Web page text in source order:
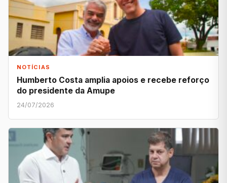
NOTÍCIAS
Humberto Costa amplia apoios e recebe reforço
do presidente da Amupe
24/07/2026